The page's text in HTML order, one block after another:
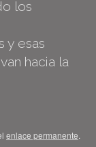
los
y esas
hacia la
enlace permanente.